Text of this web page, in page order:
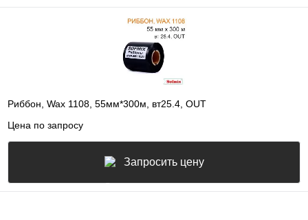
Риббон, Wax 1108, 55мм*300м, вт25.4, OUT
Цена по запросу
Запросить цену